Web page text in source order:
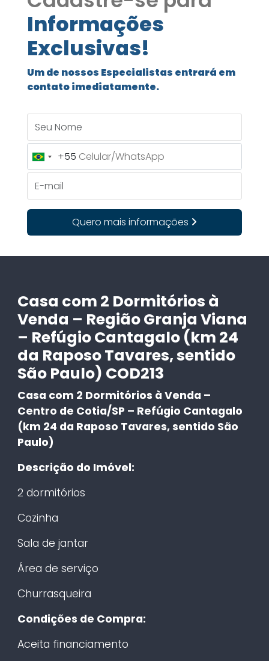
Informações
Exclusivas!
Um de nossos Especialistas entrará em
contato imediatamente.
Brazil
+55
+55
Quero mais informações
Casa com 2 Dormitórios à
Venda – Região Granja Viana
– Refúgio Cantagalo (km 24
da Raposo Tavares, sentido
São Paulo) COD213
Casa com 2 Dormitórios à Venda –
Centro de Cotia/SP – Refúgio Cantagalo
(km 24 da Raposo Tavares, sentido São
Paulo)
Descrição do Imóvel:
2 dormitórios
Cozinha
Sala de jantar
Área de serviço
Churrasqueira
Condições de Compra:
Aceita financiamento